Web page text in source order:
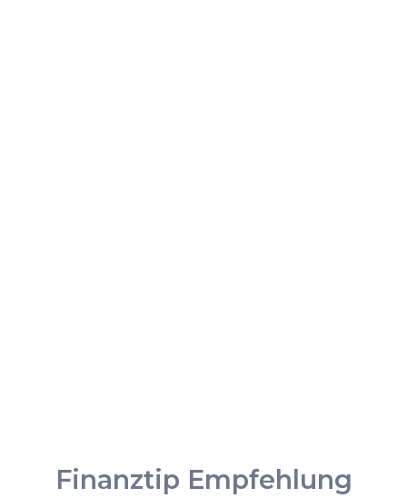
Finanztip Empfehlung